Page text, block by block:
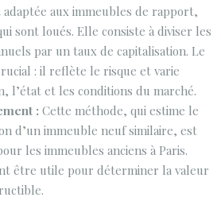
aux immeubles de rapport,
sont loués. Elle consiste à diviser les
par un taux de capitalisation. Le
: il reflète le risque et varie
l’état et les conditions du marché.
: Cette méthode, qui estime le
d’un immeuble neuf similaire, est
les immeubles anciens à Paris.
être utile pour déterminer la valeur